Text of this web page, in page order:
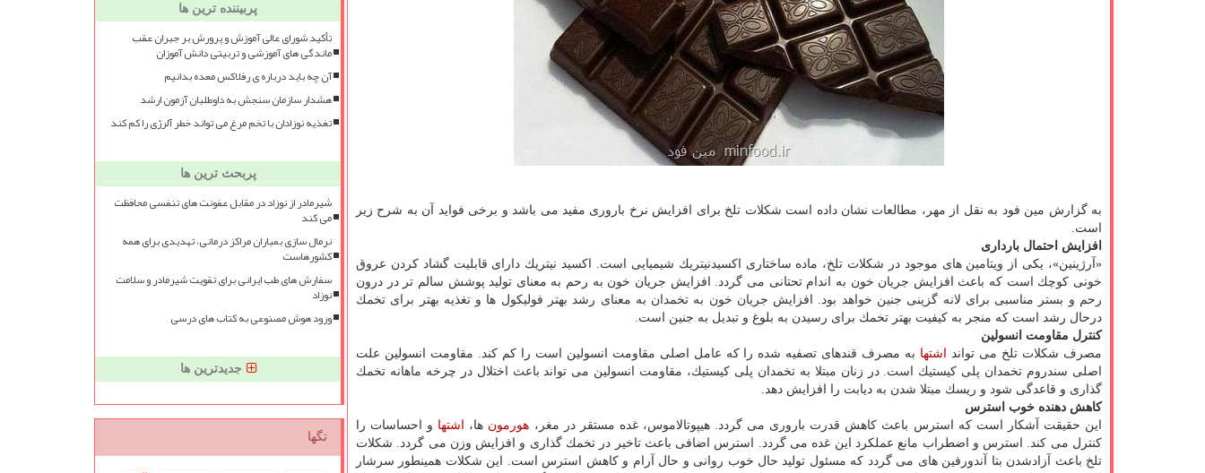
به گزارش مین فود به نقل از مهر، مطالعات نشان داده است شكلات تلخ برای افزایش نرخ باروری مفید می باشد و برخی فواید آن به شرح زیر
است.
افزایش احتمال بارداری
«آرژینین»، یكی از ویتامین های موجود در شكلات تلخ، ماده ساختاری اكسیدنیتریك شیمیایی است. اكسید نیتریك دارای قابلیت گشاد كردن عروق
خونی كوچك است كه باعث افزایش جریان خون به اندام تحتانی می گردد. افزایش جریان خون به رحم به معنای تولید پوشش سالم تر در درون
رحم و بستر مناسبی برای لانه گزینی جنین خواهد بود. افزایش جریان خون به تخمدان به معنای رشد بهتر فولیكول ها و تغذیه بهتر برای تخمك
درحال رشد است كه منجر به كیفیت بهتر تخمك برای رسیدن به بلوغ و تبدیل به جنین است.
كنترل مقاومت انسولین
مصرف شكلات تلخ می تواند
اشتها به مصرف قندهای تصفیه شده را كه عامل اصلی مقاومت انسولین است را كم كند. مقاومت انسولین علت
اصلی سندروم تخمدان پلی كیستیك است. در زنان مبتلا به تخمدان پلی كیستیك، مقاومت انسولین می تواند باعث اختلال در چرخه ماهانه تخمك
گذاری و قاعدگی شود و ریسك مبتلا شدن به دیابت را افزایش دهد.
كاهش دهنده خوب استرس
این حقیقت آشكار است كه استرس باعث كاهش قدرت باروری می گردد. هیپوتالاموس، غده مستقر در مغر، هورمون ها، اشتها و احساسات را
كنترل می كند. استرس و اضطراب مانع عملكرد این غده می گردد. استرس اضافی باعث تاخیر در تخمك گذاری و افزایش وزن می گردد. شكلات
تلخ باعث آزادشدن بتا آندورفین های می گردد كه مسئول تولید حال خوب روانی و حال آرام و كاهش استرس است. این شكلات همینطور سرشار
پربیننده ترین ها
تأکید شورای عالی آموزش و پرورش بر جبران عقب
ماندگی های آموزشی و تربیتی دانش آموزان
آن چه باید درباره ی رفلاکس معده بدانیم
هشدار سازمان سنجش به داوطلبان آزمون ارشد
تغذیه نوزادان با تخم مرغ می تواند خطر آلرژی را کم کند
پربحث ترین ها
شیرمادر از نوزاد در مقابل عفونت های تنفسی محافظت
می کند
نرمال سازی بمباران مراکز درمانی، تهدیدی برای همه
کشورهاست
سفارش های طب ایرانی برای تقویت شیرمادر و سلامت
نوزاد
ورود هوش مصنوعی به کتاب های درسی
جدیدترین ها
تگها